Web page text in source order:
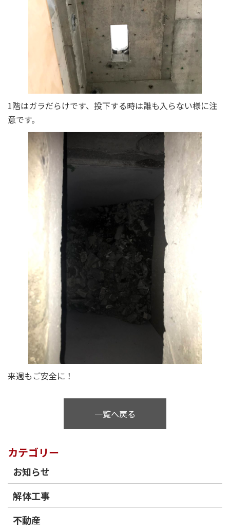
1階はガラだらけです、投下する時は誰も入らない様に注
意です。
来週もご安全に！
一覧へ戻る
カテゴリー
お知らせ
解体工事
不動産